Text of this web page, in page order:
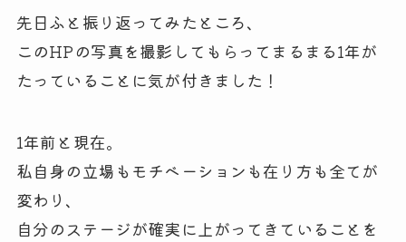
先日ふと振り返ってみたところ、
このHPの写真を撮影してもらってまるまる1年が
たっていることに気が付きました！
1年前と現在。
私自身の立場もモチベーションも在り方も全てが
変わり、
自分のステージが確実に上がってきていることを